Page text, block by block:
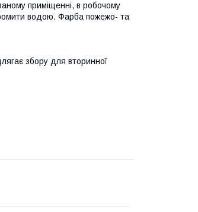
приміщенні, в робочому
водою. Фарба пожежо- та
збору для вторинної